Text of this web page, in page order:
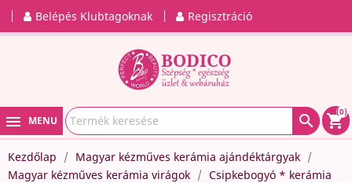
Belépés Klubtagoknak Regisztráció
MENU  shopping_cart
(0)
Kezdőlap
Magyar kézműves kerámia ajándéktárgyak
Magyar kézműves kerámia virágok
Csipkebogyó * kerámia